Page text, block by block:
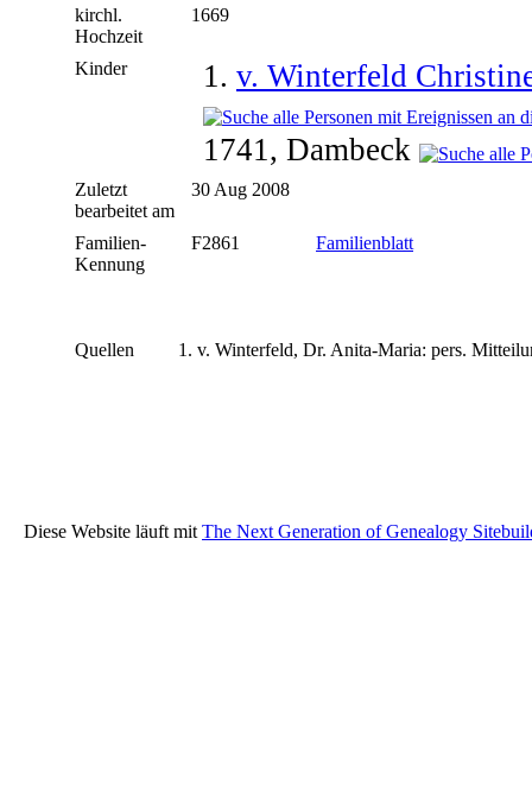
kirchl.
Hochzeit
1669
Kinder 1. v. Winterfeld
1741, Dambeck
Zuletzt
bearbeitet am
30 Aug 2008
Familien-
Kennung
F2861 Familienblatt
Quellen v. Winterfeld, Dr. Anita-Maria: pers.
Diese Website läuft mit The Next Generation of Genealogy